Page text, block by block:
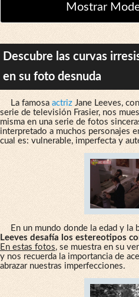
Mostrar
Descubre las curvas
en su foto desnuda
La famosa actrizJane Leeves,
serie de televisión Frasier, nos
misma en una serie de fotos
interpretado a muchos personajes
cual es: vulnerable, imperfecta y
En un mundo donde la edad y la
Leeves desafía los estereotipos
En estas fotos, se muestra en su
y nos recuerda la importancia de
abrazar nuestras imperfecciones.